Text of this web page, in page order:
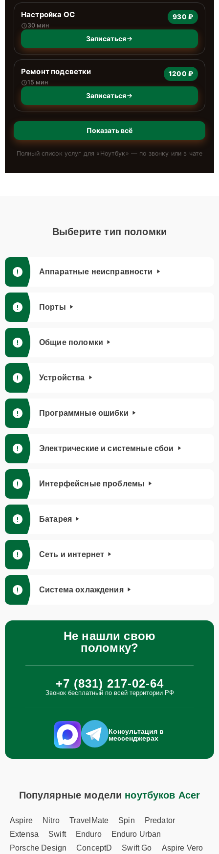
Настройка ОС
30 мин
930 ₽
Записаться
Ремонт подсветки
15 мин
1200 ₽
Записаться
Показать всё
Полный список услуг для « Ноутбук » — по звонку или в чате
Выберите тип поломки
Аппаратные неисправности
Порты
Общие поломки
Устройства
Программные ошибки
Электрические и системные сбои
Интерфейсные проблемы
Батарея
Сеть и интернет
Система охлаждения
Не нашли свою
поломку?
+7 (831) 217-02-64
Звонок бесплатный по всей территории РФ
Консультация в
мессенджерах
Популярные модели ноутбуков Acer
Aspire Nitro TravelMate Spin
Predator
Extensa
Swift Enduro
Enduro Urban
Porsche Design
ConceptD Swift Go Aspire Vero